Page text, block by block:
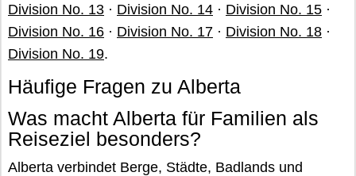
Division No. 13 · Division No. 14 · Division No. 15 ·
Division No. 16 · Division No. 17 · Division No. 18 ·
Division No. 19.
Häufige Fragen zu Alberta
Was macht Alberta für Familien als
Reiseziel besonders?
Alberta verbindet Berge, Städte, Badlands und